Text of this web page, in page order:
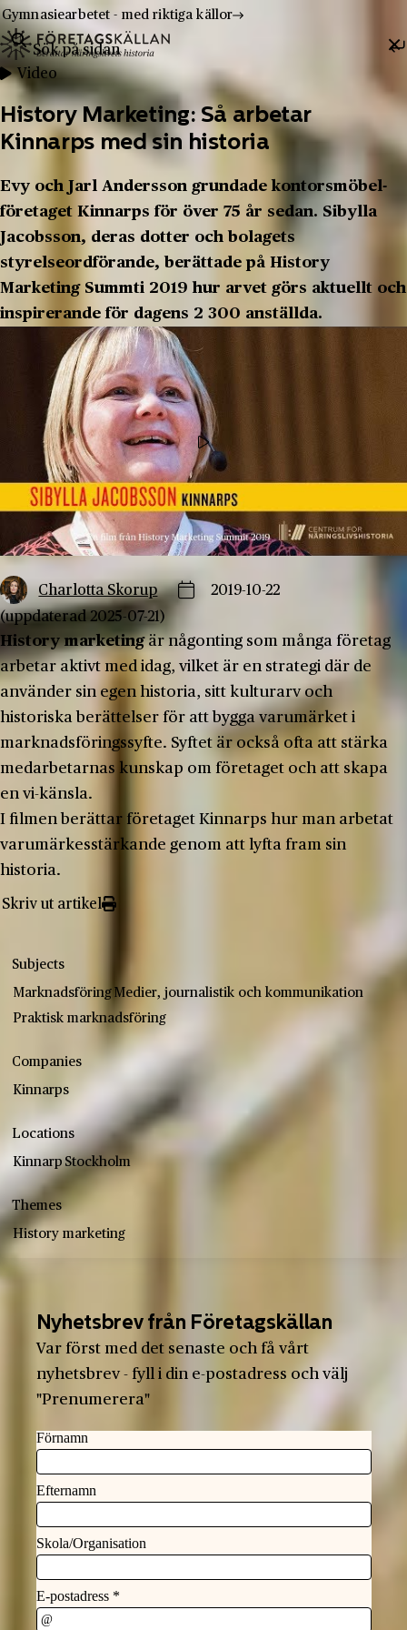
Hoppa till innehåll
Till innehåll
Gymnasiearbetet - med riktiga källor
Sök efter:
Video
History Marketing: Så arbetar
Kinnarps med sin historia
Evy och Jarl Andersson grundade kontorsmöbel­
före­taget Kinnarps för över 75 år sedan. Sibylla
Jacobsson, deras dotter och bolagets
styrelseordförande, berättade på History
Marketing Summti 2019 hur arvet görs aktuellt och
inspirerande för dagens 2 300 anställda.
Charlotta Skorup
2019-10-22
(uppdaterad 2025-07-21)
History marketingär någonting som många företag
arbetar aktivt med idag, vilket är en strategi där de
använder sin egen historia, sitt kulturarv och
historiska berättelser för att bygga varumärket i
marknadsföringssyfte. Syftet är också ofta att stärka
medarbetarnas kunskap om företaget och att skapa
en vi-känsla.
I filmen berättar företaget Kinnarps hur man arbetat
varumärkesstärkande genom att lyfta fram sin
historia.
Skriv ut artikel
Subjects
Marknadsföring Medier, journalistik och kommunikation
Praktisk marknadsföring
Companies
Kinnarps
Locations
Kinnarp Stockholm
Themes
History marketing
Nyhetsbrev från Företagskällan
Var först med det senaste och få vårt
nyhetsbrev - fyll i din e-postadress och välj
"Prenumerera"